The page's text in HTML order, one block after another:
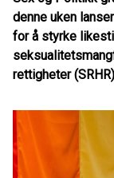
denne uken
for å styrke
rettigheter